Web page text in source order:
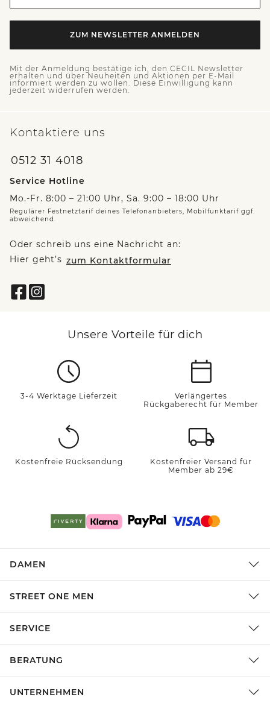
ZUM NEWSLETTER ANMELDEN
Mit der Anmeldung bestätige ich, den CECIL Newsletter
erhalten und über Neuheiten und Aktionen per E-Mail
informiert werden zu wollen. Diese Einwilligung kann
jederzeit widerrufen werden.
Kontaktiere uns
0512 31 4018
Service Hotline
Mo.-Fr. 8:00 – 21:00 Uhr, Sa. 9:00 – 18:00 Uhr
Regulärer Festnetztarif deines Telefonanbieters, Mobilfunktarif ggf.
abweichend.
Oder schreib uns eine Nachricht an:
Hier geht’s zum Kontaktformular
Unsere Vorteile für dich
3-4 Werktage Lieferzeit
Verlängertes
Rückgaberecht für Member
Kostenfreie Rücksendung
Kostenfreier Versand für
Member ab 29€
DAMEN
STREET ONE MEN
SERVICE
BERATUNG
UNTERNEHMEN